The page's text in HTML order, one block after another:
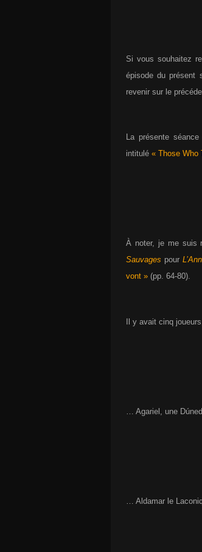
Si vous souhaitez
épisode du présent
revenir sur le
La présente
intitulé « Those Who
À noter, je me suis
Sauvages pour
vont » (pp. 64-80).
Il y avait cinq
… Agariel, une
… Aldamar le